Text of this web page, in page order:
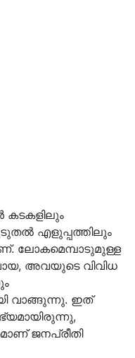
കടകളിലും
എളുപ്പത്തിലും
ലോകമെമ്പാടുമുള്ള
അവയുടെ വിവിധ
വാങ്ങുന്നു. ഇത്
ജനപ്രീതി